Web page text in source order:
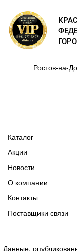
Ростов-на-
Каталог
Акции
Новости
О компании
Контакты
Поставщики связи
Данные,